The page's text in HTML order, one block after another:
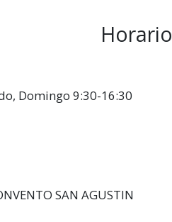
Horario
Domingo 9:30-16:30
SAN AGUSTIN